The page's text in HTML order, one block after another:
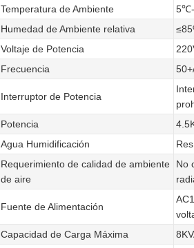
Temperatura de Ambiente
Humedad de Ambiente relativa
Voltaje de Potencia
Frecuencia
Interruptor de Potencia
Potencia
Agua Humidificación
Requerimiento de calidad de ambiente
de aire
No
Fuente de Alimentación
Capacidad de Carga Máxima